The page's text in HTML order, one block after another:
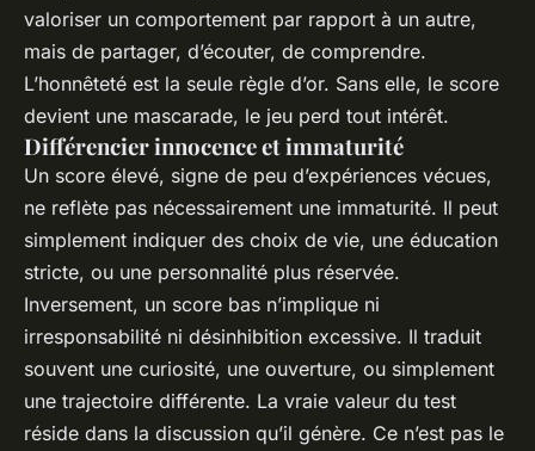
valoriser un comportement par rapport à un autre,
mais de partager, d’écouter, de comprendre.
L’honnêteté est la seule règle d’or. Sans elle, le score
devient une mascarade, le jeu perd tout intérêt.
Différencier innocence et immaturité
Un score élevé, signe de peu d’expériences vécues,
ne reflète pas nécessairement une immaturité. Il peut
simplement indiquer des choix de vie, une éducation
stricte, ou une personnalité plus réservée.
Inversement, un score bas n’implique ni
irresponsabilité ni désinhibition excessive. Il traduit
souvent une curiosité, une ouverture, ou simplement
une trajectoire différente. La vraie valeur du test
réside dans la discussion qu’il génère. Ce n’est pas le